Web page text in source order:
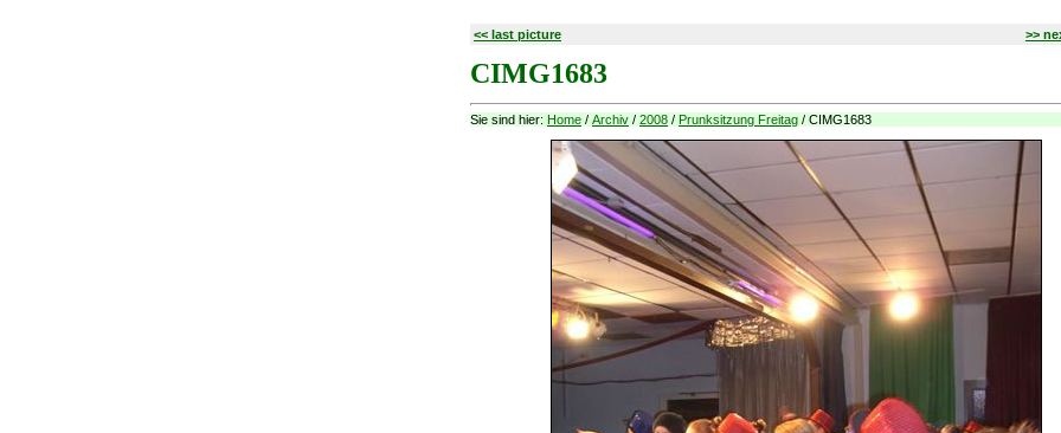
<< last picture >>
CIMG1683
Sie sind hier: Home / Archiv / 2008 / Prunksitzung Freitag / CIMG1683